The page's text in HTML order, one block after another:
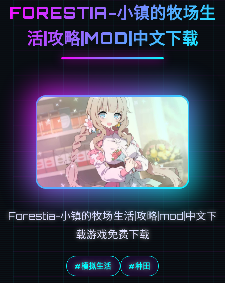
FORESTIA-小镇的牧场生
活|攻略|MOD|中文下载
Forestia-小镇的牧场生活|攻略|mod|中文下
载游戏免费下载
#模拟生活 #种田